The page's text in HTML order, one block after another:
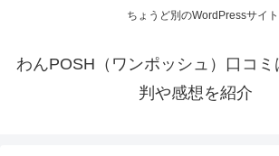
ちょうど別のWordPressサイト
わんPOSH（ワンポッシュ）口コ
判や感想を紹介